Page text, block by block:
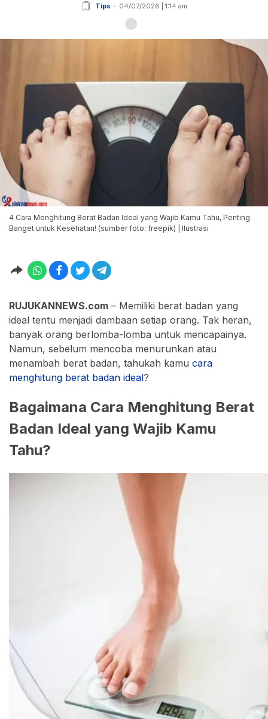
Tips 04/07/2026 | 1:14 am
4 Cara Menghitung Berat Badan Ideal yang Wajib Kamu Tahu, Penting
Banget untuk Kesehatan! (sumber foto: freepik) | Ilustrasi
RUJUKANNEWS.com – Memiliki berat badan yang
ideal tentu menjadi dambaan setiap orang. Tak heran,
banyak orang berlomba-lomba untuk mencapainya.
Namun, sebelum mencoba menurunkan atau
menambah berat badan, tahukah kamu cara
menghitung berat badan ideal?
Bagaimana Cara Menghitung Berat
Badan Ideal yang Wajib Kamu
Tahu?